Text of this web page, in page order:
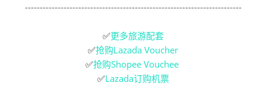
-------------------------------------------------------------------------
✅更多旅游配套
✅抢购Lazada Voucher
✅抢购Shopee Vouchee
✅Lazada订购机票